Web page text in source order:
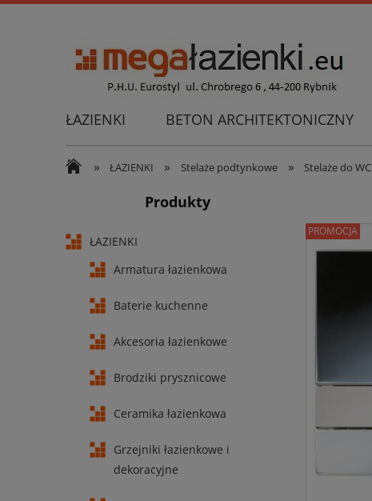
ŁAZIENKI BETON ARCHITEKTONICZNY
» ŁAZIENKI » Stelaże podtynkowe » Stelaże do WC
Produkty
ŁAZIENKI
Armatura łazienkowa
Baterie kuchenne
Akcesoria łazienkowe
Brodziki prysznicowe
Ceramika łazienkowa
Grzejniki łazienkowe i
dekoracyjne
PROMOCJA